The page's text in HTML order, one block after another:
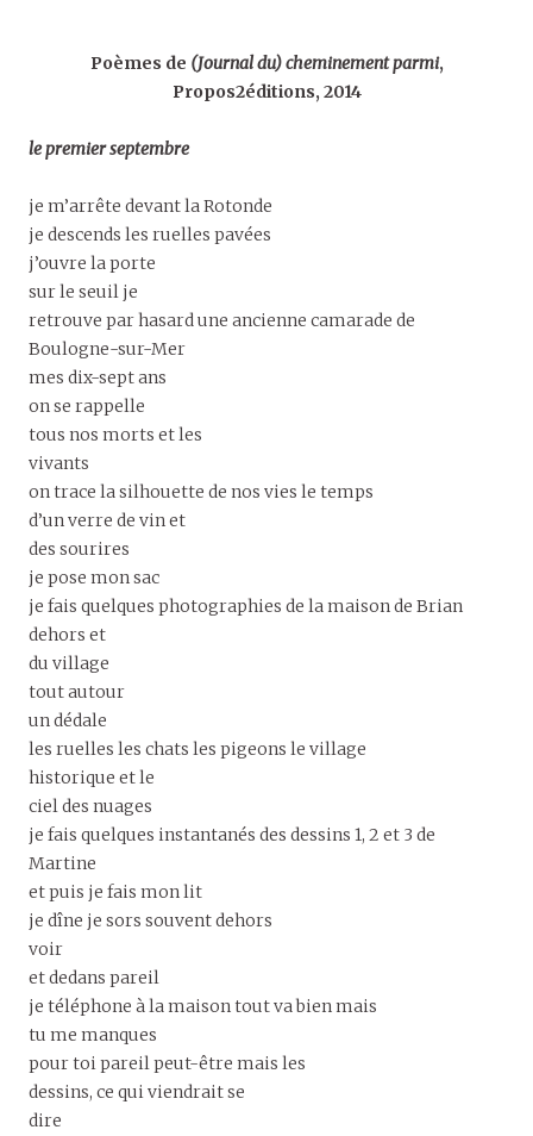
Poèmes de (Journal du) cheminement parmi,
Propos2éditions, 2014
le premier septembre
je m’arrête devant la Rotonde
je descends les ruelles pavées
j’ouvre la porte
sur le seuil je
retrouve par hasard une ancienne camarade de
Boulogne-sur-Mer
mes dix-sept ans
on se rappelle
tous nos morts et les
vivants
on trace la silhouette de nos vies le temps
d’un verre de vin et
des sourires
je pose mon sac
je fais quelques photographies de la maison de Brian
dehors et
du village
tout autour
un dédale
les ruelles les chats les pigeons le village
historique et le
ciel des nuages
je fais quelques instantanés des dessins 1, 2 et 3 de
Martine
et puis je fais mon lit
je dîne je sors souvent dehors
voir
et dedans pareil
je téléphone à la maison tout va bien mais
tu me manques
pour toi pareil peut-être mais les
dessins, ce qui viendrait se
dire